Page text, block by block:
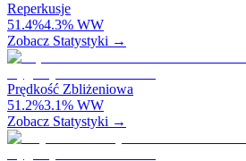
Reperkusje
51.4%4.3% WW
Zobacz Statystyki →
Prędkość Zbliżeniowa
51.2%3.1% WW
Zobacz Statystyki →